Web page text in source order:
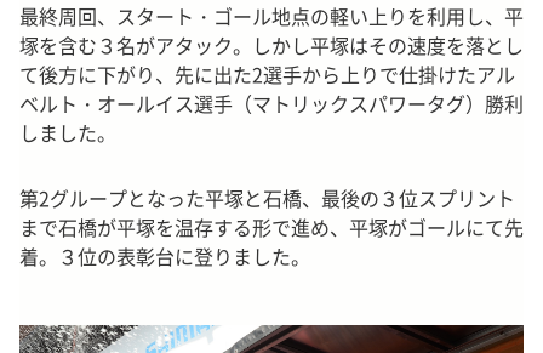
最終周回、スタート・ゴール地点の軽い上りを利用し、平
塚を含む３名がアタック。しかし平塚はその速度を落とし
て後方に下がり、先に出た2選手から上りで仕掛けたアル
ベルト・オールイス選手（マトリックスパワータグ）勝利
しました。
第2グループとなった平塚と石橋、最後の３位スプリント
まで石橋が平塚を温存する形で進め、平塚がゴールにて先
着。３位の表彰台に登りました。